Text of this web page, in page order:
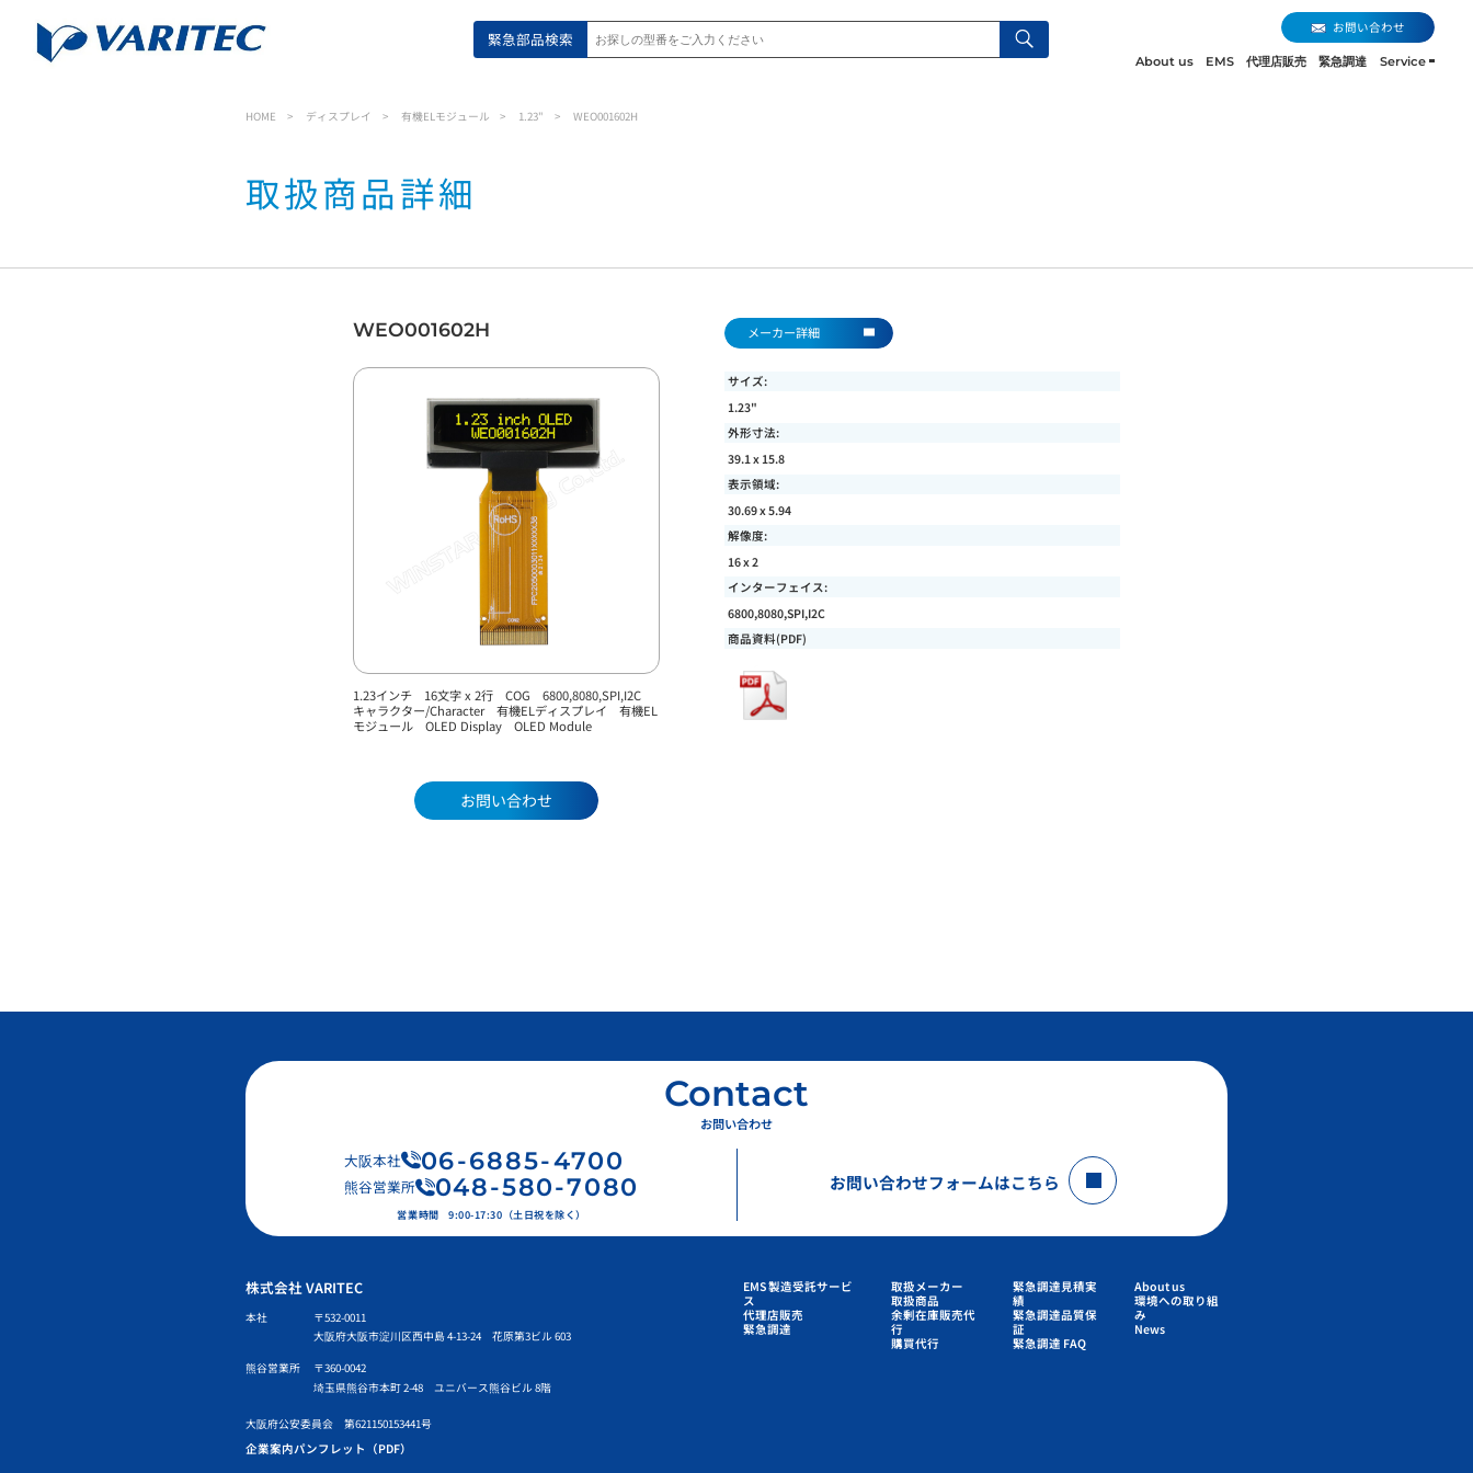
緊急部品検索
お問い合わせ
About us EMS 代理店販売 緊急調達 Service
HOME ディスプレイ 有機ELモジュール 1.23" WEO001602H
取扱商品詳細
WEO001602H
1.23インチ 16文字 x 2行 COG 6800,8080,SPI,I2C
キャラクター/Character 有機ELディスプレイ 有機EL
モジュール OLED Display OLED Module
お問い合わせ
メーカー詳細
サイズ:
1.23"
外形寸法:
39.1 x 15.8
表示領域:
30.69 x 5.94
解像度:
16 x 2
インターフェイス:
6800,8080,SPI,I2C
商品資料(PDF)
Contact
お問い合わせ
大阪本社 06-6885-4700
熊谷営業所 048-580-7080
営業時間 9:00-17:30（土日祝を除く）
お問い合わせフォームはこちら
株式会社 VARITEC
本社
〒532-0011
大阪府大阪市淀川区西中島 4-13-24 花原第3ビル 603
熊谷営業所
〒360-0042
埼玉県熊谷市本町 2-48 ユニバース熊谷ビル 8階
大阪府公安委員会 第621150153441号
企業案内パンフレット（PDF）
EMS 製造受託サービ
ス
代理店販売
緊急調達
取扱メーカー
取扱商品
余剰在庫販売代
行
購買代行
緊急調達見積実
績
緊急調達品質保
証
緊急調達 FAQ
About us
環境への取り組
み
News